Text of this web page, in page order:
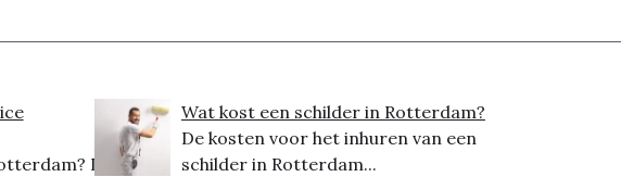
Dit
Wat kost een schilder in Rotterdam?
De kosten voor het inhuren van een
schilder in Rotterdam...